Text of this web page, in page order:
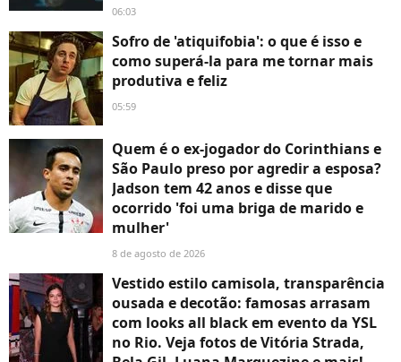
06:03
Sofro de 'atiquifobia': o que é isso e
como superá-la para me tornar mais
produtiva e feliz
05:59
Quem é o ex-jogador do Corinthians e
São Paulo preso por agredir a esposa?
Jadson tem 42 anos e disse que
ocorrido 'foi uma briga de marido e
mulher'
8 de agosto de 2026
Vestido estilo camisola, transparência
ousada e decotão: famosas arrasam
com looks all black em evento da YSL
no Rio. Veja fotos de Vitória Strada,